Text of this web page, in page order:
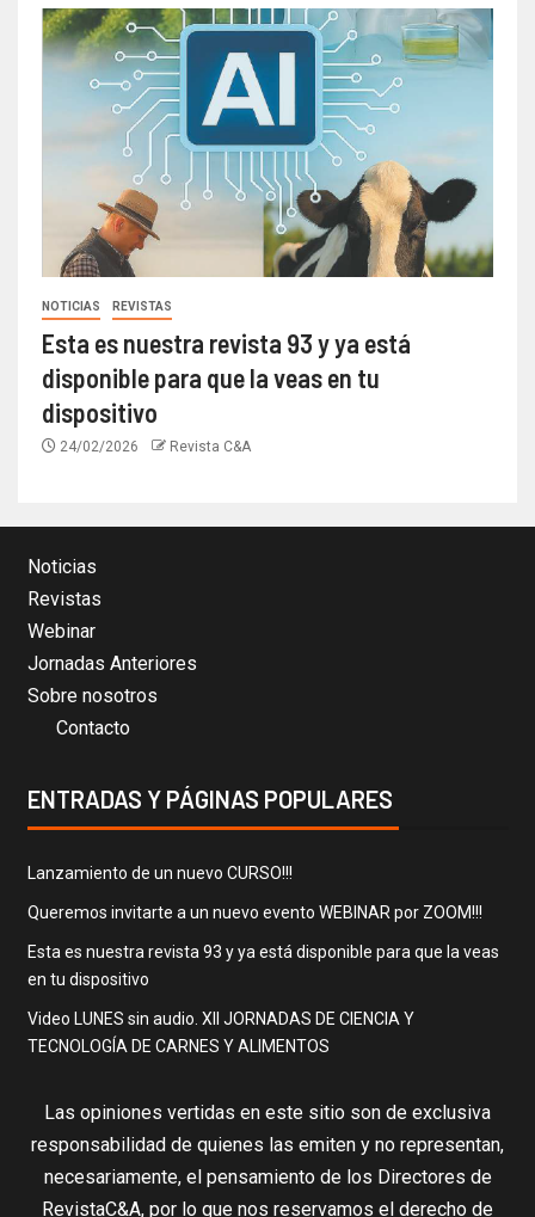
NOTICIAS REVISTAS
Esta es nuestra revista 93 y ya está
disponible para que la veas en tu
dispositivo
24/02/2026 Revista C&A
Noticias
Revistas
Webinar
Jornadas Anteriores
Sobre nosotros
Contacto
ENTRADAS Y PÁGINAS POPULARES
Lanzamiento de un nuevo CURSO!!!
Queremos invitarte a un nuevo evento WEBINAR por ZOOM!!!
Esta es nuestra revista 93 y ya está disponible para que la veas
en tu dispositivo
Video LUNES sin audio. XII JORNADAS DE CIENCIA Y
TECNOLOGÍA DE CARNES Y ALIMENTOS
Las opiniones vertidas en este sitio son de exclusiva
responsabilidad de quienes las emiten y no representan,
necesariamente, el pensamiento de los Directores de
RevistaC&A, por lo que nos reservamos el derecho de